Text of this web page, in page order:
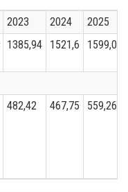
2023 2024
2025
1385,94 1521,6 1599,04
482,42 467,75 559,26